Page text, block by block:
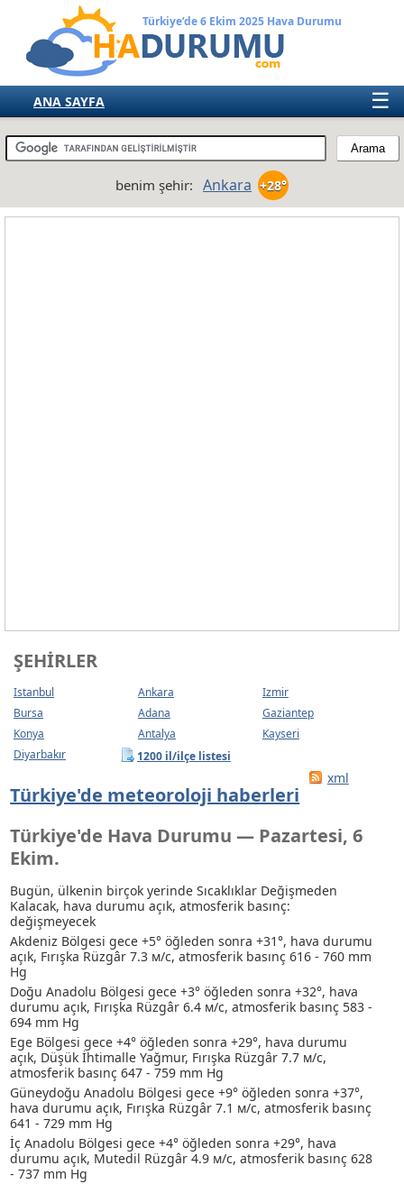
Türkiye’de 6 Ekim 2025 Hava Durumu
☰
ANA SAYFA
TÜRKİYE
AVRUPA
benim şehir: Ankara +28°
ŞEHIRLER
Istanbul Ankara
Izmir
Bursa
Adana
Gaziantep
Konya
Antalya
Kayseri
Diyarbakır
1200 il/ilçe listesi
Türkiye'de meteoroloji haberleri
xml
Türkiye'de Hava Durumu — Pazartesi, 6
Ekim.
Bugün, ülkenin birçok yerinde Sıcaklıklar Değişmeden
Kalacak, hava durumu açık, atmosferik basınç:
değişmeyecek
Akdeniz Bölgesi gece +5° öğleden sonra +31°, hava durumu
açık, Fırışka Rüzgâr 7.3 м/с, atmosferik basınç 616 - 760 mm
Hg
Doğu Anadolu Bölgesi gece +3° öğleden sonra +32°, hava
durumu açık, Fırışka Rüzgâr 6.4 м/с, atmosferik basınç 583 -
694 mm Hg
Ege Bölgesi gece +4° öğleden sonra +29°, hava durumu
açık, Düşük İhtimalle Yağmur, Fırışka Rüzgâr 7.7 м/с,
atmosferik basınç 647 - 759 mm Hg
Güneydoğu Anadolu Bölgesi gece +9° öğleden sonra +37°,
hava durumu açık, Fırışka Rüzgâr 7.1 м/с, atmosferik basınç
641 - 729 mm Hg
İç Anadolu Bölgesi gece +4° öğleden sonra +29°, hava
durumu açık, Mutedil Rüzgâr 4.9 м/с, atmosferik basınç 628
- 737 mm Hg